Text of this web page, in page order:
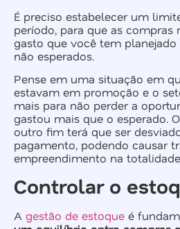
É preciso estabelecer um
período, para que as compras
gasto que você tem planejado
não esperados.
Pense em uma situação em
estavam em promoção e o
mais para não perder a
gastou mais que o esperado.
outro fim terá que ser
pagamento, podendo causar
empreendimento na
Controlar o
A gestão de estoque é